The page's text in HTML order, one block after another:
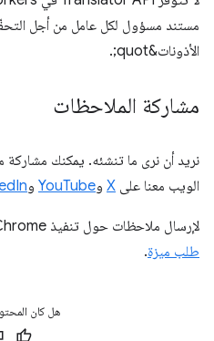
الأذونات&quot;.
مشاركة الملاحظات
نريد أن نرى ما تنشئه. يمكنك مشاركة
الويب معنا على X وYouTube و
لإرسال ملاحظات حول تنفيذ Chrome، يمكنك تقديم
طلب ميزة.
هل كان